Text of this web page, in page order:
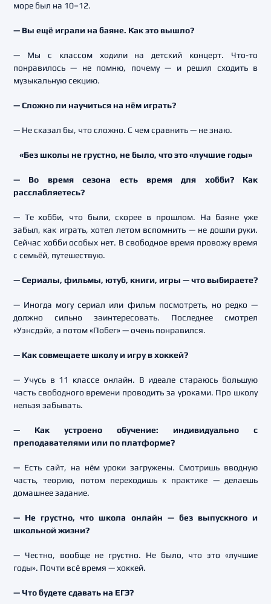
море был на 10–12.
— Вы ещё играли на баяне. Как это вышло?
— Мы с классом ходили на детский концерт. Что-то
понравилось — не помню, почему — и решил сходить в
музыкальную секцию.
— Сложно ли научиться на нём играть?
— Не сказал бы, что сложно. С чем сравнить — не знаю.
«Без школы не грустно, не было, что это «лучшие годы»
— Во время сезона есть время для хобби? Как
расслабляетесь?
— Те хобби, что были, скорее в прошлом. На баяне уже
забыл, как играть, хотел летом вспомнить — не дошли руки.
Сейчас хобби особых нет. В свободное время провожу время
с семьёй, путешествую.
— Сериалы, фильмы, ютуб, книги, игры — что выбираете?
— Иногда могу сериал или фильм посмотреть, но редко —
должно сильно заинтересовать. Последнее смотрел
«Уэнсдэй», а потом «Побег» — очень понравился.
— Как совмещаете школу и игру в хоккей?
— Учусь в 11 классе онлайн. В идеале стараюсь большую
часть свободного времени проводить за уроками. Про школу
нельзя забывать.
— Как устроено обучение: индивидуально с
преподавателями или по платформе?
— Есть сайт, на нём уроки загружены. Смотришь вводную
часть, теорию, потом переходишь к практике — делаешь
домашнее задание.
— Не грустно, что школа онлайн — без выпускного и
школьной жизни?
— Честно, вообще не грустно. Не было, что это «лучшие
годы». Почти всё время — хоккей.
— Что будете сдавать на ЕГЭ?